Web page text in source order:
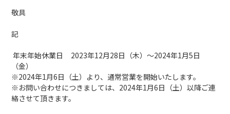
敬具
記
年末年始休業日 2023年12月28日（木）～2024年1月5日
（金）
※2024年1月6日（土）より、通常営業を開始いたします。
※お問い合わせにつきましては、2024年1月6日（土）以降ご連
絡させて頂きます。